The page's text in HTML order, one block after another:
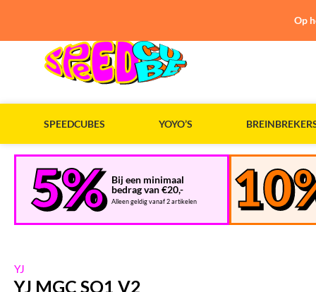
SPEEDCUBES YOYO’S
Bij een minimaal
bedrag van €20,-
Alleen geldig vanaf 2 artikelen
YJ
YJ MGC SQ1 V2
Op